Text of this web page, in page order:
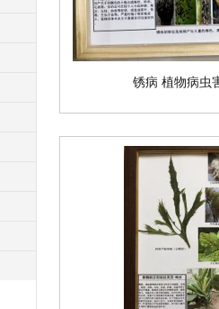
锈病 植物病虫